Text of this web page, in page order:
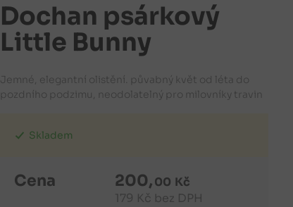
Dochan psárkový
Little Bunny
Jemné, elegantní olistění. půvabný květ od léta do
pozdního podzimu, neodolatelný pro milovníky travin
Skladem
Cena 200,00 Kč
179 Kč bez DPH